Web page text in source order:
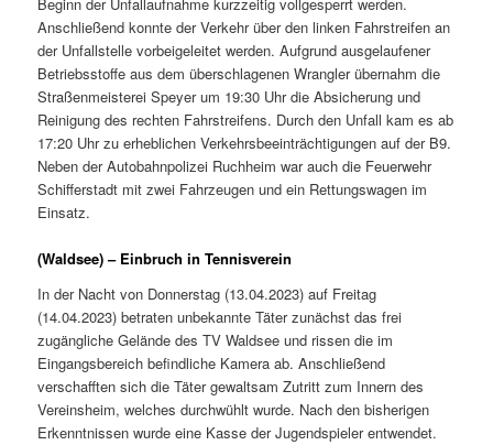
Anschließend konnte der Verkehr über den linken Fahrstreifen an
der Unfallstelle vorbeigeleitet werden. Aufgrund ausgelaufener
Betriebsstoffe aus dem überschlagenen Wrangler übernahm die
Straßenmeisterei Speyer um 19:30 Uhr die Absicherung und
Reinigung des rechten Fahrstreifens. Durch den Unfall kam es ab
17:20 Uhr zu erheblichen Verkehrsbeeinträchtigungen auf der B9.
Neben der Autobahnpolizei Ruchheim war auch die Feuerwehr
Schifferstadt mit zwei Fahrzeugen und ein Rettungswagen im
Einsatz.
(Waldsee) – Einbruch in Tennisverein
In der Nacht von Donnerstag (13.04.2023) auf Freitag
(14.04.2023) betraten unbekannte Täter zunächst das frei
zugängliche Gelände des TV Waldsee und rissen die im
Eingangsbereich befindliche Kamera ab. Anschließend
verschafften sich die Täter gewaltsam Zutritt zum Innern des
Vereinsheim, welches durchwühlt wurde. Nach den bisherigen
Erkenntnissen wurde eine Kasse der Jugendspieler entwendet.